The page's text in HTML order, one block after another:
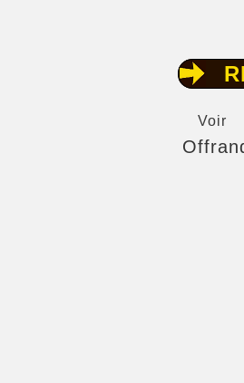
Voir